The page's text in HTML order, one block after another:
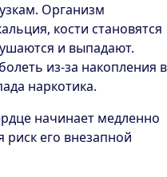
Организм
кости становятся
и выпадают.
из-за накопления в
наркотика.
начинает медленно
риск его внезапной